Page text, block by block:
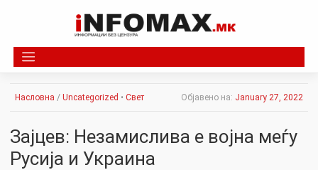
Насловна / Uncategorized • Свет Објавено на: January 27, 2022
Зајцев: Незамислива е војна меѓу
Русија и Украина